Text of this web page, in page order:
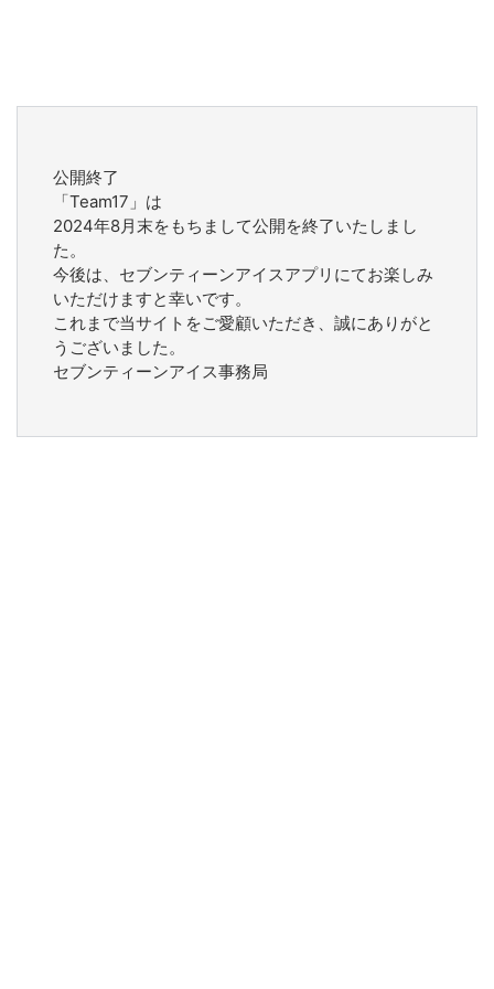
公開終了
「Team17」は
2024年8月末をもちまして公開を終了いたしまし
た。
今後は、セブンティーンアイスアプリにてお楽しみ
いただけますと幸いです。
これまで当サイトをご愛顧いただき、誠にありがと
うございました。
セブンティーンアイス事務局